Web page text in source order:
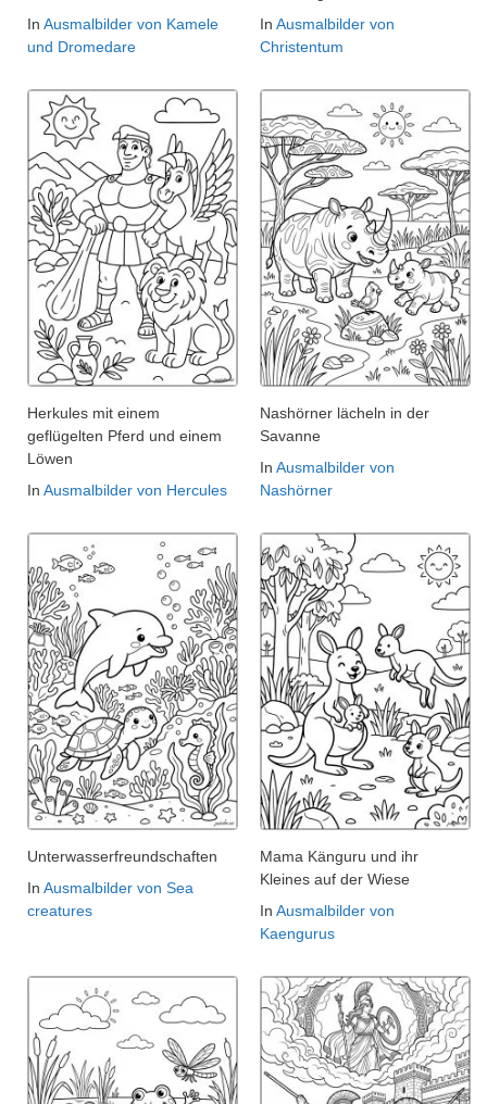
In Ausmalbilder von Kamele
und Dromedare
In Ausmalbilder von
Christentum
Herkules mit einem
geflügelten Pferd und einem
Löwen
In Ausmalbilder von Hercules
Nashörner lächeln in der
Savanne
In Ausmalbilder von
Nashörner
Unterwasserfreundschaften
In Ausmalbilder von Sea
creatures
Mama Känguru und ihr
Kleines auf der Wiese
In Ausmalbilder von
Kaengurus